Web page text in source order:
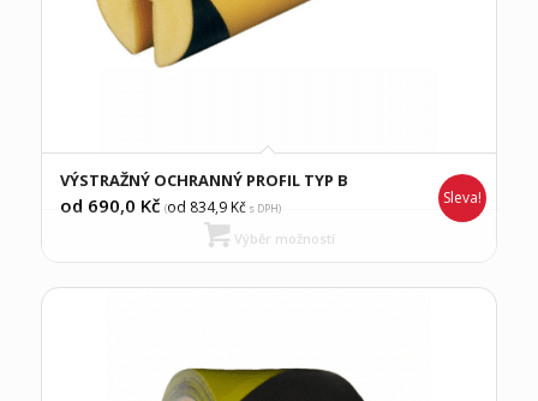
VÝSTRAŽNÝ OCHRANNÝ PROFIL TYP B
od 690,0 Kč (od 834,9Kčs DPH)
Sleva!
Výběr možností